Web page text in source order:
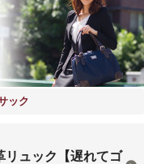
ック
ュック【遅れてゴ